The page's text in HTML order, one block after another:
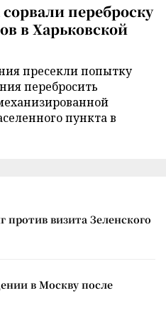
переброску
в Харьковской
пресекли попытку
перебросить
пункта в
визита Зеленского
в Москву после